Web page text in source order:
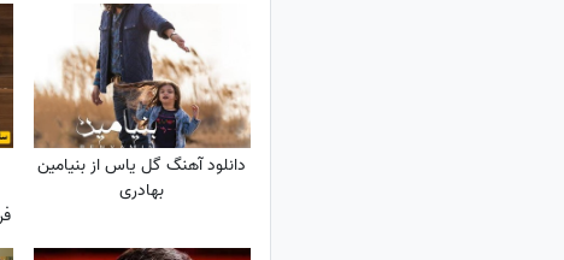
دانلود آهنگ گل یاس از بنیامین
بهادری